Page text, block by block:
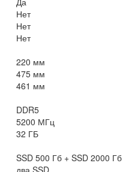
Нет
Нет
Нет
220 мм
475 мм
461 мм
DDR5
5200 МГц
32 ГБ
SSD 500 Гб + SSD 2000 Гб
два SSD